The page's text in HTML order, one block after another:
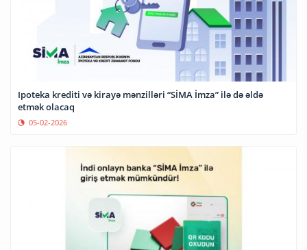
Ipoteka krediti və kirayə mənzilləri “SİMA İmza” ilə də əldə
etmək olacaq
05-02-2026